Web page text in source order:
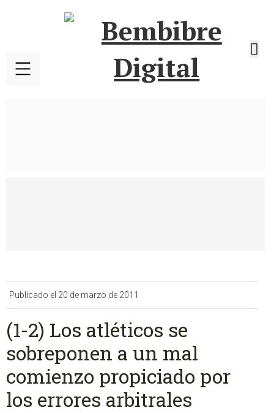
Publicado el 20 de marzo de 2011
(1-2) Los atléticos se
sobreponen a un mal
comienzo propiciado por
los errores arbitrales